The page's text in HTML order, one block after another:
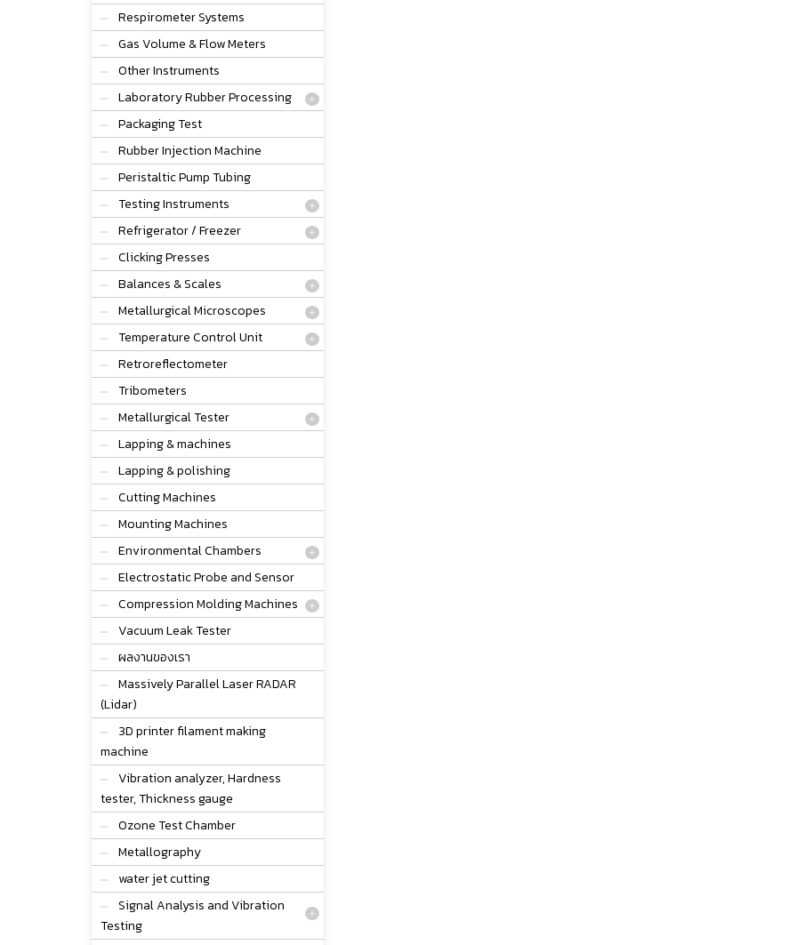
Respirometer Systems
Gas Volume & Flow Meters
Other Instruments
Laboratory Rubber Processing
Packaging Test
Rubber Injection Machine
Peristaltic Pump Tubing
Testing Instruments
Refrigerator / Freezer
Clicking Presses
Balances & Scales
Metallurgical Microscopes
Temperature Control Unit
Retroreflectometer
Tribometers
Metallurgical Tester
Lapping & machines
Lapping & polishing
Cutting Machines
Mounting Machines
Environmental Chambers
Electrostatic Probe and Sensor
Compression Molding Machines
Vacuum Leak Tester
ผลงานของเรา
Massively Parallel Laser RADAR
(Lidar)
3D printer filament making
machine
Vibration analyzer, Hardness
tester, Thickness gauge
Ozone Test Chamber
Metallography
water jet cutting
Signal Analysis and Vibration
Testing